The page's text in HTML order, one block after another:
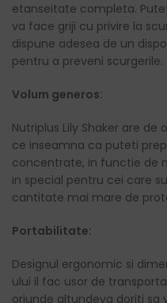
etanseitate completa.
va face griji cu privire la
dispune adesea de un
pentru a preveni scurgerile.
Volum generos:
Nutriplus Lily Shaker are
ce inseamna ca puteti
concentrate, in functie de
in special pentru cei care
cantitate mai mare de
Portabilitate:
Designul ergonomic si
ului il fac usor de
oriunde altundeva doriti sa